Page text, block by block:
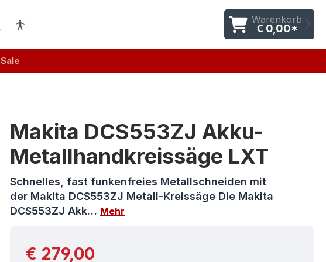
Warenkorb
€ 0,00*
Sale
Makita DCS553ZJ Akku-
Metallhandkreissäge LXT
Schnelles, fast funkenfreies Metallschneiden mit
der Makita DCS553ZJ Metall-Kreissäge Die Makita
DCS553ZJ Akk… Mehr
Regulärer Preis:
€ 279,00